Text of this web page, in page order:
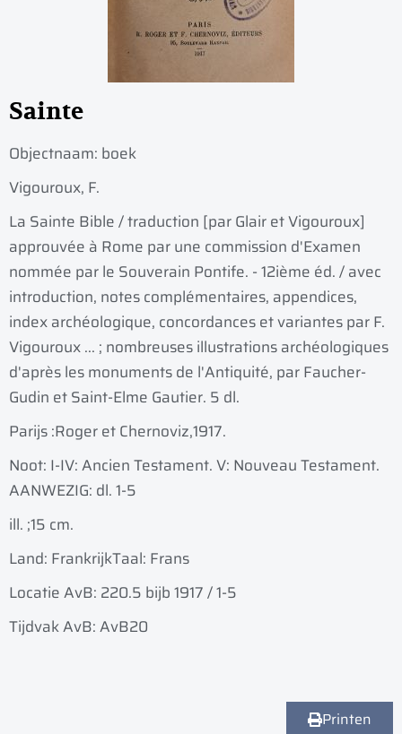
Sainte
Objectnaam: boek
Vigouroux, F.
La Sainte Bible / traduction [par Glair et Vigouroux]
approuvée à Rome par une commission d'Examen
nommée par le Souverain Pontife. - 12ième éd. / avec
introduction, notes complémentaires, appendices,
index archéologique, concordances et variantes par F.
Vigouroux ... ; nombreuses illustrations archéologiques
d'après les monuments de l'Antiquité, par Faucher-
Gudin et Saint-Elme Gautier. 5 dl.
Parijs :Roger et Chernoviz,1917.
Noot: I-IV: Ancien Testament. V: Nouveau Testament.
AANWEZIG: dl. 1-5
ill. ;15 cm.
Land: FrankrijkTaal: Frans
Locatie AvB: 220.5 bijb 1917 / 1-5
Tijdvak AvB: AvB20
Printen